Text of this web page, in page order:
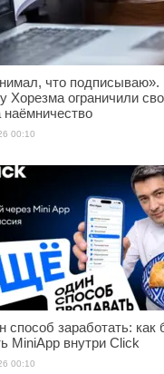
что подписываю».
Хорезма ограничили
наёмничество
00:10
способ заработать: как
MiniApp внутри Click
00:10